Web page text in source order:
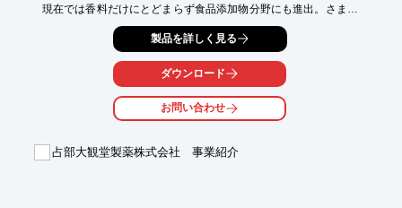
現在では香料だけにとどまらず食品添加物分野にも進出。さまざ
機能性をもった化粧品原料や、色素やスパイスなどの食品添加物
開発にも取り組んでいます。
香りに関することは、是非当社へご用命ください。
■化粧品原料
製品を詳しく見る
ダウンロード
お問い合わせ
占部大観堂製薬株式会社 事業紹介